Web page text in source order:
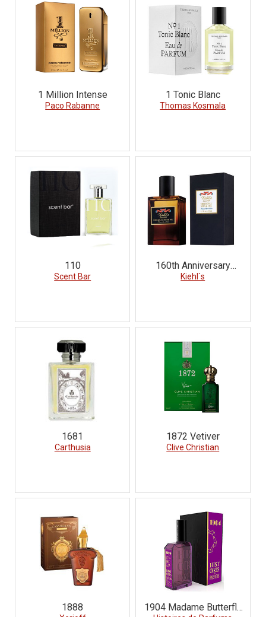
1 Million Intense
Paco Rabanne
1 Tonic Blanc
Thomas Kosmala
110
Scent Bar
160th Anniversary
Limited Edition Original
Kiehl`s
1681
Carthusia
1872 Vetiver
Clive Christian
1888
1904 Madame Butterfly